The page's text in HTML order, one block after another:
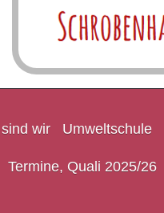
wir Umweltschule
Termine, Quali 2025/26